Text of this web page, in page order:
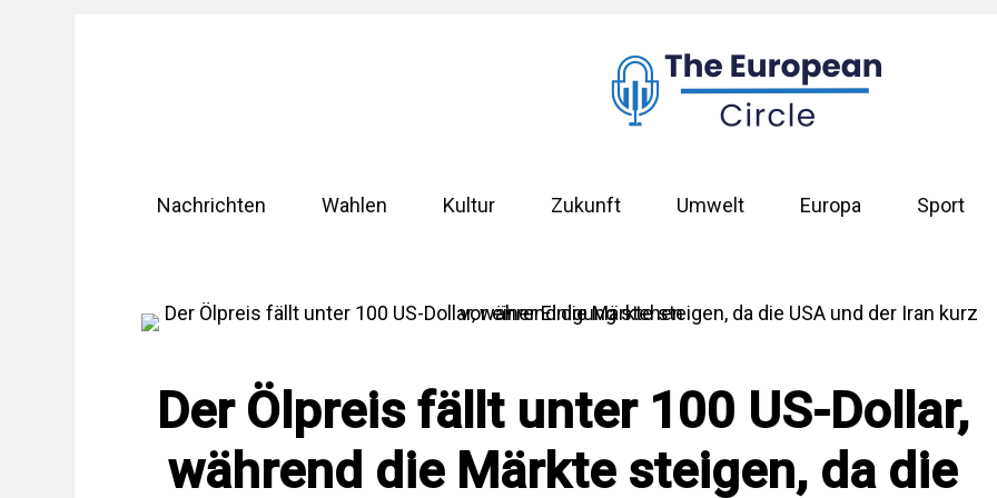
Nachrichten Wahlen Kultur Zukunft Umwelt Europa Sport
Der Ölpreis fällt unter 100 US-Dollar,
während die Märkte steigen, da die